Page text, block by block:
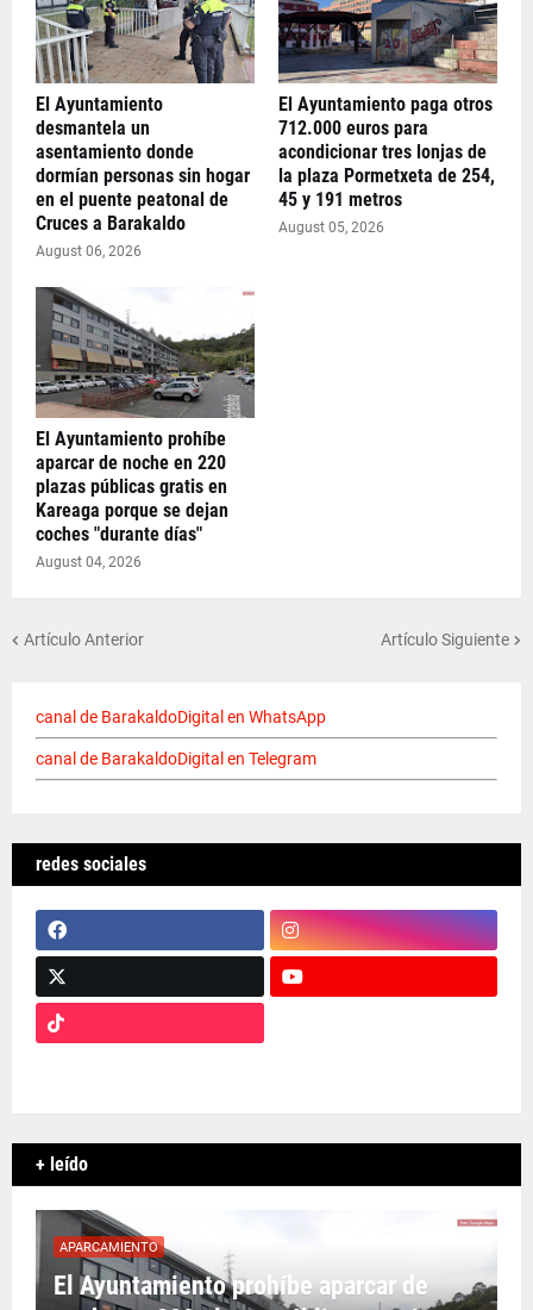
El Ayuntamiento
desmantela un
asentamiento donde
dormían personas sin hogar
en el puente peatonal de
Cruces a Barakaldo
August 06, 2026
El Ayuntamiento paga otros
712.000 euros para
acondicionar tres lonjas de
la plaza Pormetxeta de 254,
45 y 191 metros
August 05, 2026
El Ayuntamiento prohíbe
aparcar de noche en 220
plazas públicas gratis en
Kareaga porque se dejan
coches "durante días"
August 04, 2026
Artículo Anterior Artículo Siguiente
canal de BarakaldoDigital en WhatsApp
canal de BarakaldoDigital en Telegram
redes sociales
+ leído
APARCAMIENTO
El Ayuntamiento prohíbe aparcar de